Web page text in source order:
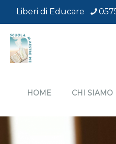
Liberi di Educare
HOME CHI SIAMO